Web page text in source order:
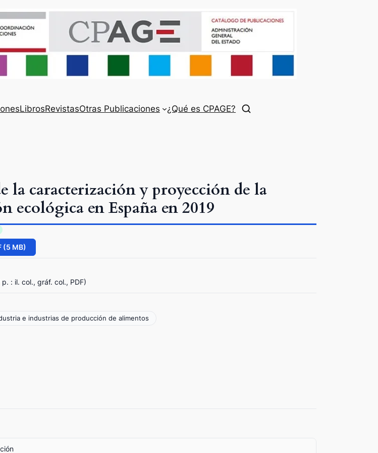
LibrosRevistasOtras Publicaciones ¿Qué es CPAGE?
la caracterización y proyección de la
ecológica en España en 2019
(5 MB)
: il. col., gráf. col., PDF)
e industrias de producción de alimentos